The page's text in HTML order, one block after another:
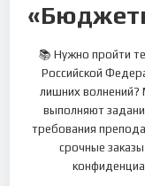
📚 Нужно пройти
Российской
лишних
выполняют
требования
срочные